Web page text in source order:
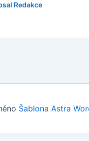
Redakce
Šablona Astra